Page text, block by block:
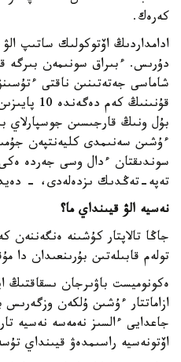
كەرەك.
ادامداردىڭ اۆتوكولىك ساتىپ
دۇرىس. ءبىراق سونىمەن بىرگە
شاماسى جەتەتىنىن ناقتى
قۇنىنىڭ
بۇل ونىڭ قارجىسىن جوسپارلاي
ءۇشىن سەنىمدى كليەنتپەن
سوندىقتان ءدال وسى جەردە ەكى
تەپە-تەڭدىك ىزدەلەدى، -
نەسيە الۋ قيىنداي ما؟
جاڭا تالاپتار كۇشىنە ەنگەننەن
تولەم قابىلەتىن بۇرىنعىدان دا
ەكونوميست باۋىرجان ىسقاقتىڭ
ازاماتتار ءۇشىن ۇلكەن
جاعدايى ءالسىز نەمەسە نەسيە
اۆتونەسيە راسىمدەۋ قيىنداي